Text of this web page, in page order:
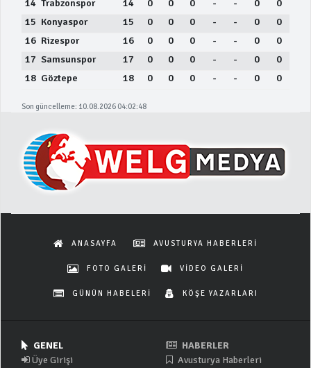
14 Trabzonspor 14 0 0 0 - - 0
0
15 Konyaspor 15 0 0 0 - - 0
0
16 Rizespor 16 0 0 0 - - 0
0
17 Samsunspor 17 0 0 0 - - 0
0
18 Göztepe 18 0 0 0 - - 0 0
Son güncelleme: 10.08.2026 04:02:48
ANASAYFA AVUSTURYA HABERLERİ
FOTO GALERİ VİDEO GALERİ
GÜNÜN HABELERİ KÖŞE YAZARLARI
GENEL
Üye Girişi
HABERLER
Avusturya Haberleri